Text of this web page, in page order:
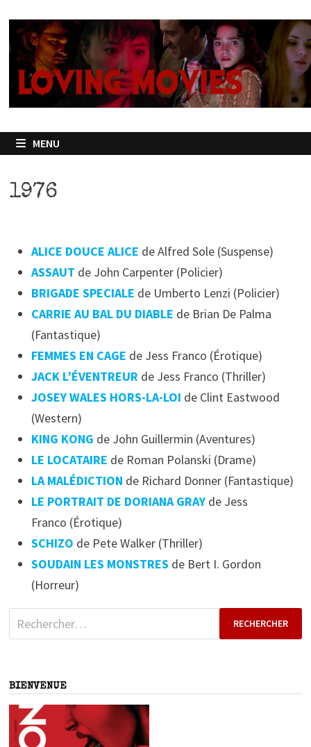
contenu
MENU
1976
ALICE DOUCE ALICE de Alfred Sole (Suspense)
ASSAUT de John Carpenter (Policier)
BRIGADE SPECIALE de Umberto Lenzi (Policier)
CARRIE AU BAL DU DIABLE de Brian De Palma
(Fantastique)
FEMMES EN CAGE de Jess Franco (Érotique)
JACK L’ÉVENTREUR de Jess Franco (Thriller)
JOSEY WALES HORS-LA-LOI de Clint Eastwood
(Western)
KING KONG de John Guillermin (Aventures)
LE LOCATAIRE de Roman Polanski (Drame)
LA MALÉDICTION de Richard Donner (Fantastique)
LE PORTRAIT DE DORIANA GRAYde Jess
Franco (Érotique)
SCHIZO de Pete Walker (Thriller)
SOUDAIN LES MONSTRES de Bert I. Gordon
(Horreur)
Rechercher :
BIENVENUE